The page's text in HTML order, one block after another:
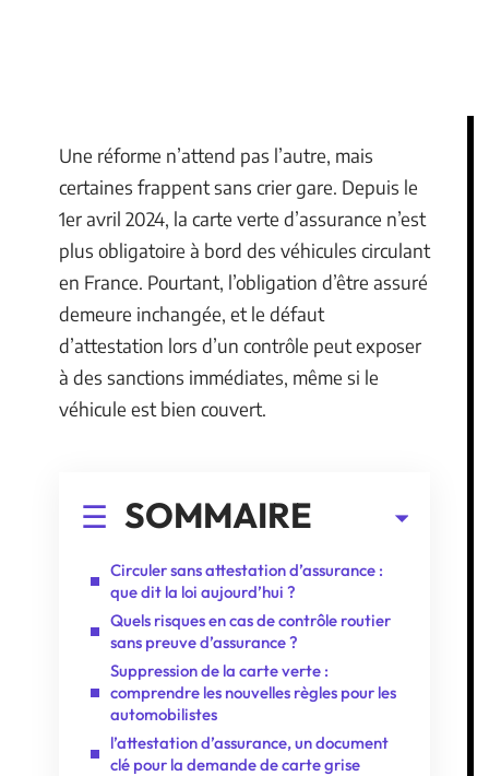
Une réforme n’attend pas l’autre, mais
certaines frappent sans crier gare. Depuis le
1er avril 2024, la carte verte d’assurance n’est
plus obligatoire à bord des véhicules circulant
en France. Pourtant, l’obligation d’être assuré
demeure inchangée, et le défaut
d’attestation lors d’un contrôle peut exposer
à des sanctions immédiates, même si le
véhicule est bien couvert.
SOMMAIRE
Circuler sans attestation d’assurance :
que dit la loi aujourd’hui ?
Quels risques en cas de contrôle routier
sans preuve d’assurance ?
Suppression de la carte verte :
comprendre les nouvelles règles pour les
automobilistes
l’attestation d’assurance, un document
clé pour la demande de carte grise